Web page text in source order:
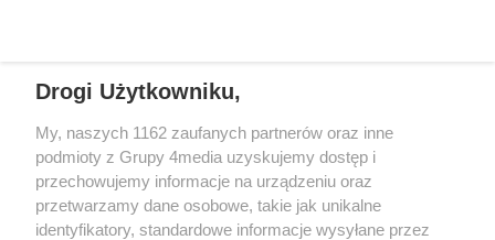
Reklama Kontakt Regulamin
Dystrybucja
Regulamin prenumeraty
Polityka Prywatności
Drogi Użytkowniku,
My, naszych 1162 zaufanych partnerów oraz inne
podmioty z Grupy 4media uzyskujemy dostęp i
przechowujemy informacje na urządzeniu oraz
przetwarzamy dane osobowe, takie jak unikalne
identyfikatory, standardowe informacje wysyłane przez